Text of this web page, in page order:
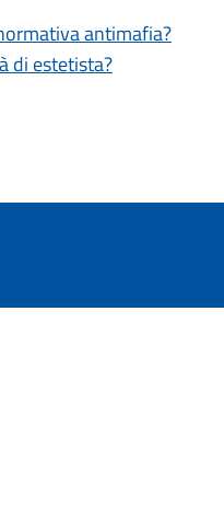
antimafia?
di estetista?